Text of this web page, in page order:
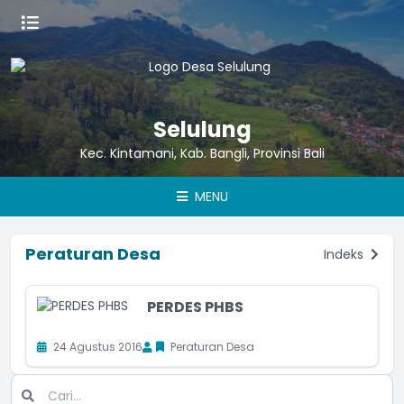
Selulung
Kec. Kintamani, Kab. Bangli, Provinsi Bali
MENU
Peraturan Desa Indeks
PERDES PHBS
24 Agustus 2016 Peraturan Desa